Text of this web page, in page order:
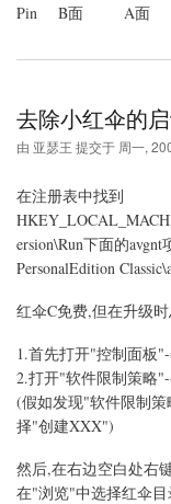
Pin B面 A面
去除小红伞的
由 亚瑟王 提交于 周一,
在注册表中找到
ersion\Run下面的
PersonalEdition
红伞C免费,但在升级
1.首先打开"控制面板
2.打开"软件限制策略
(假如发现"软件限制
择"创建XXX")
然后,在右边空白处右
在"浏览"中选择红伞